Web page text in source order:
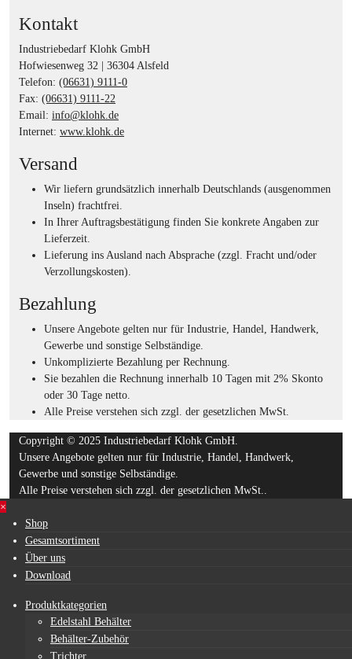
Kontakt
Industriebedarf Klohk GmbH
Hofwiesenweg 32 | 36304 Alsfeld
Telefon: (06631) 9111-0
Fax: (06631) 9111-22
Email: info@klohk.de
Internet: www.klohk.de
Versand
Wir liefern grundsätzlich innerhalb Deutschlands (ausgenommen
Inseln) frachtfrei.
In Ihrer Auftragsbestätigung finden Sie konkrete Angaben zur
Lieferzeit.
Lieferung ins Ausland nach Absprache (zzgl. Fracht und/oder
Verzollungskosten).
Bezahlung
Unsere Angebote gelten nur für Industrie, Handel, Handwerk,
Gewerbe und sonstige Selbständige.
Unkomplizierte Bezahlung per Rechnung.
Sie bezahlen die Rechnung innerhalb 10 Tagen mit 2% Skonto
oder 30 Tage netto.
Alle Preise verstehen sich zzgl. der gesetzlichen MwSt.
Copyright © 2025 Industriebedarf Klohk GmbH.
Unsere Angebote gelten nur für Industrie, Handel, Handwerk,
Gewerbe und sonstige Selbständige.
Alle Preise verstehen sich zzgl. der gesetzlichen MwSt..
×
Shop
Gesamtsortiment
Über uns
Download
Produktkategorien
Edelstahl Behälter
Behälter-Zubehör
Trichter